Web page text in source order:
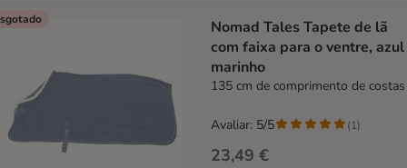
Nomad Tales Tapete de lã
com faixa para o ventre, azul
marinho
135 cm de comprimento de costas
23,49 €
Avaliar: 5/5 (1)